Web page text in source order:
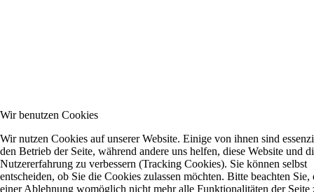
Wir benutzen Cookies
Wir nutzen Cookies auf unserer Website. Einige von ihnen sind
den Betrieb der Seite, während andere uns helfen, diese Website und
Nutzererfahrung zu verbessern (Tracking Cookies). Sie können selbst
entscheiden, ob Sie die Cookies zulassen möchten. Bitte beachten Sie,
einer Ablehnung womöglich nicht mehr alle Funktionalitäten der Seite